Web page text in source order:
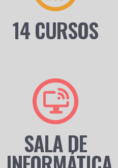
14 CURSOS
SALA DE